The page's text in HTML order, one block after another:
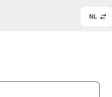
NL